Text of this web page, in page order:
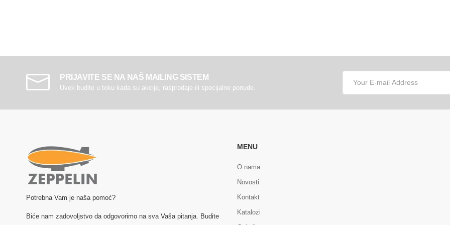
PRIJAVITE SE NA NAŠ MAILING SISTEM
Uvek budite u toku kada su akcije, rasprodaje ili specijalne ponude.
Potrebna Vam je naša pomoć?
Biće nam zadovoljstvo da odgovorimo na sva Vaša pitanja. Budite
MENU
O nama
Novosti
Kontakt
Katalozi